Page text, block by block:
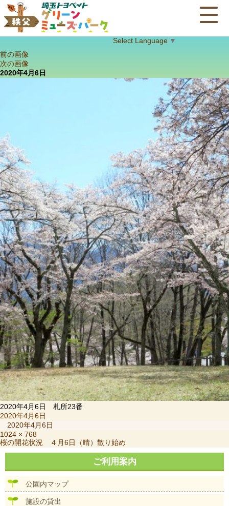
Select Language ▼
前の画像
次の画像
2020年4月6日
2020年4月6日 札所23番
投
日:
2020年4月6日
2020年4月6日
フ
ル
サ
ズ
1024 × 768
投
稿
ビ
桜の開花状況 ４月6日（晴）散り始め
ご利用案内
公園内マップ
施設の貸出